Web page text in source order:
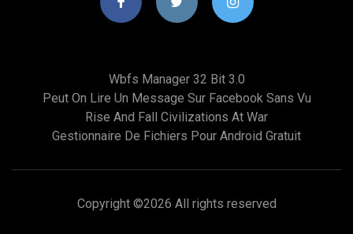
Wbfs Manager 32 Bit 3.0
Peut On Lire Un Message Sur Facebook Sans Vu
Rise And Fall Civilizations At War
Gestionnaire De Fichiers Pour Android Gratuit
Copyright ©2026 All rights reserved